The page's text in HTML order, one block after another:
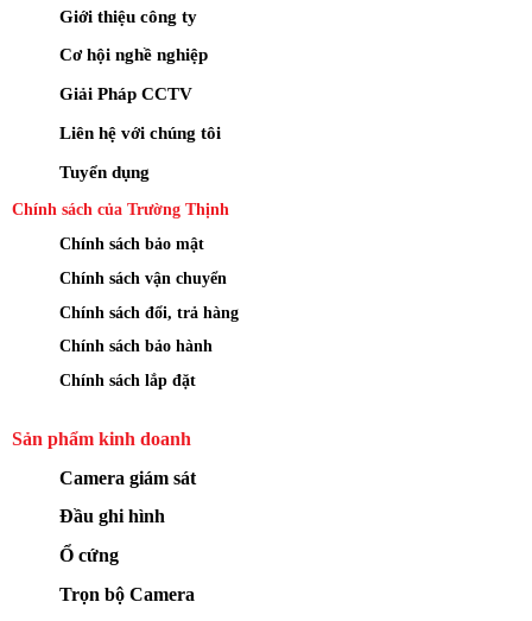
Giới thiệu công ty
Cơ hội nghề nghiệp
Giải Pháp CCTV
Liên hệ với chúng tôi
Tuyển dụng
Chính sách của Trường Thịnh
Chính sách bảo mật
Chính sách vận chuyển
Chính sách đổi, trả hàng
Chính sách bảo hành
Chính sách lắp đặt
Sản phẩm kinh doanh
Camera giám sát
Đầu ghi hình
Ổ cứng
Trọn bộ Camera